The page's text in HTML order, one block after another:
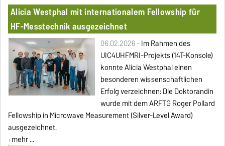
Alicia Westphal mit internationalem Fellowship für
HF-Messtechnik ausgezeichnet
06.02.2026 -Im Rahmen des
UIC4UHFMRI-Projekts (14T-Konsole)
konnte Alicia Westphal einen
besonderen wissenschaftlichen
Erfolg verzeichnen: Die Doktorandin
wurde mit dem ARFTG Roger Pollard
Fellowship in Microwave Measurement (Silver-Level Award)
ausgezeichnet.
mehr ...